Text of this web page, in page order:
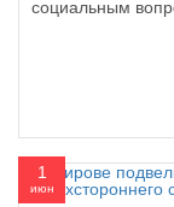
социальным
1
июн